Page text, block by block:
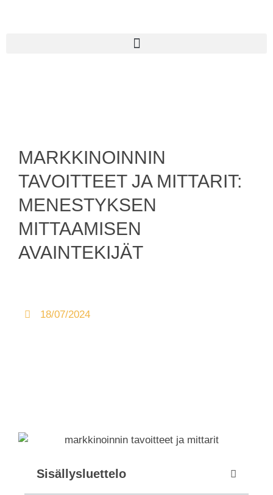
MARKKINOINNIN
TAVOITTEET JA MITTARIT:
MENESTYKSEN
MITTAAMISEN
AVAINTEKIJÄT
18/07/2024
Sisällysluettelo